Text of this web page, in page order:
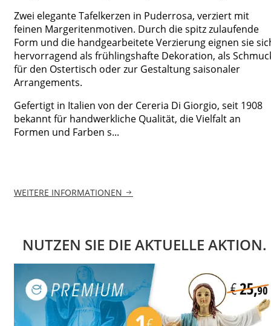
Zwei elegante Tafelkerzen in Puderrosa, verziert mit
feinen Margeritenmotiven. Durch die spitz zulaufende
Form und die handgearbeitete Verzierung eignen sie
hervorragend als frühlingshafte Dekoration, als
für den Ostertisch oder zur Gestaltung saisonaler
Arrangements.
Gefertigt in Italien von der Cereria Di Giorgio, seit 1908
bekannt für handwerkliche Qualität, die Vielfalt an
Formen und Farben s...
WEITERE INFORMATIONEN
NUTZEN SIE DIE AKTUELLE AKTION.